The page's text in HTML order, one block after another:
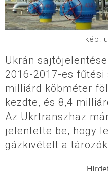
kép:
Ukrán
2016-2017-es fűtési
milliárd köbméter
kezdte, és 8,4
Az Ukrtranszhaz
jelentette be, hogy
gázkivételt a